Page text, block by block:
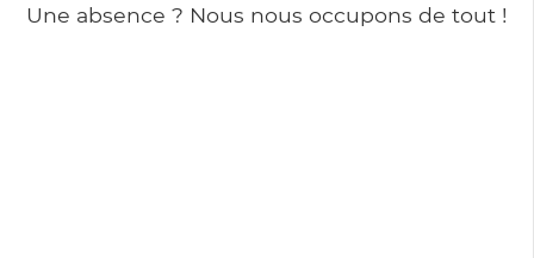
Une absence ? Nous nous occupons de tout !